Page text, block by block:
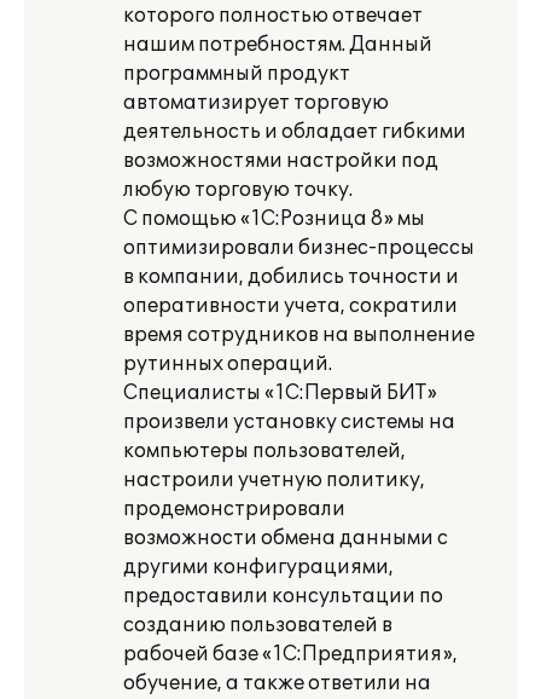
которого полностью отвечает
нашим потребностям. Данный
программный продукт
автоматизирует торговую
деятельность и обладает гибкими
возможностями настройки под
любую торговую точку.
С помощью «1С:Розница 8» мы
оптимизировали бизнес-процессы
в компании, добились точности и
оперативности учета, сократили
время сотрудников на выполнение
рутинных операций.
Специалисты «1С:Первый БИТ»
произвели установку системы на
компьютеры пользователей,
настроили учетную политику,
продемонстрировали
возможности обмена данными с
другими конфигурациями,
предоставили консультации по
созданию пользователей в
рабочей базе «1С:Предприятия»,
обучение, а также ответили на